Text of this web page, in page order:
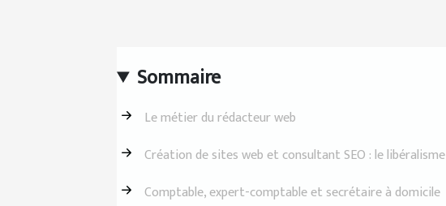
Sommaire
Le métier du rédacteur web
Création de sites web et consultant SEO : le libéralisme
Comptable, expert-comptable et secrétaire à domicile